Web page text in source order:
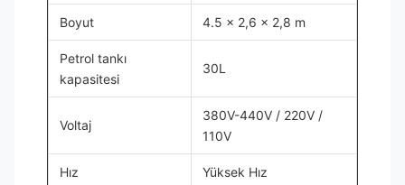
Boyut 4.5 x 2,6 x 2,8 m
Petrol tankı
kapasitesi
30L
Voltaj
380V-440V / 220V /
110V
Hız Yüksek Hız